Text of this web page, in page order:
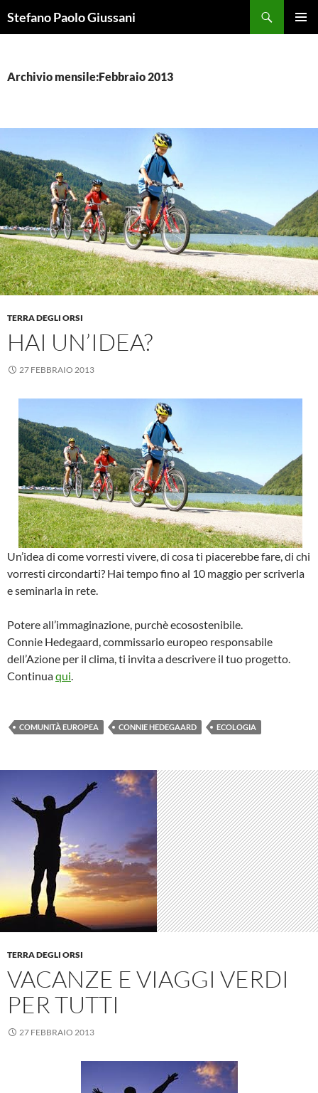
alStefano Paolo Giussani
Archivio mensile:Febbraio 2013
TERRA DEGLI ORSI
HAI UN’IDEA?
27 FEBBRAIO 2013
Un’idea di come vorresti vivere, di cosa ti piacerebbe fare, di chi
vorresti circondarti? Hai tempo fino al 10 maggio per scriverla
e seminarla in rete.
Potere all’immaginazione, purchè ecosostenibile.
Connie Hedegaard, commissario europeo responsabile
dell’Azione per il clima, ti invita a descrivere il tuo progetto.
Continuaqui.
COMUNITÀ EUROPEA CONNIE HEDEGAARD ECOLOGIA
TERRA DEGLI ORSI
VACANZE E VIAGGI VERDI
PER TUTTI
27 FEBBRAIO 2013